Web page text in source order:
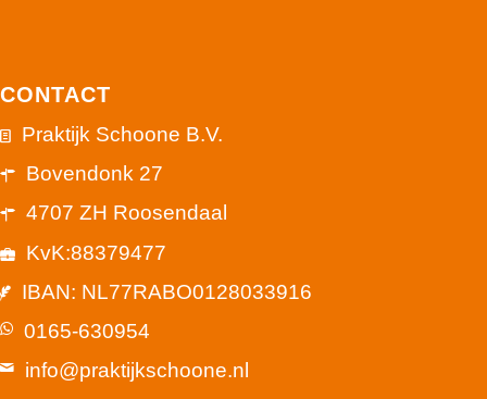
CONTACT
Praktijk Schoone B.V.
Bovendonk 27
4707 ZH Roosendaal
KvK:88379477
IBAN: NL77RABO0128033916
0165-630954
info@praktijkschoone.nl